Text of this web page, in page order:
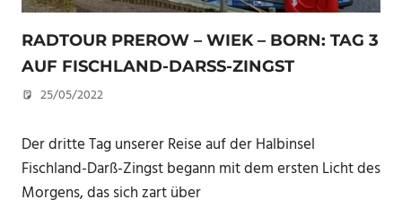
RADTOUR PREROW – WIEK – BORN: TAG 3
AUF FISCHLAND-DARSS-ZINGST
25/05/2022
Der dritte Tag unserer Reise auf der Halbinsel
Fischland-Darß-Zingst begann mit dem ersten Licht des
Morgens, das sich zart über